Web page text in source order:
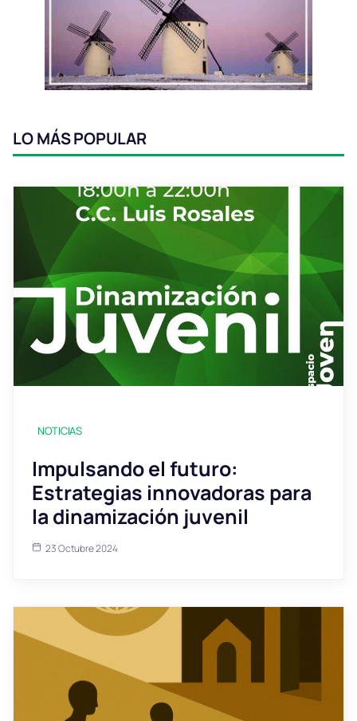
LO MÁS POPULAR
NOTICIAS
Impulsando el futuro:
Estrategias innovadoras para
la dinamización juvenil
23 Octubre 2024